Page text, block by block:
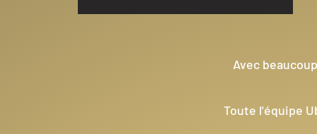
Avec
Toute l'équipe